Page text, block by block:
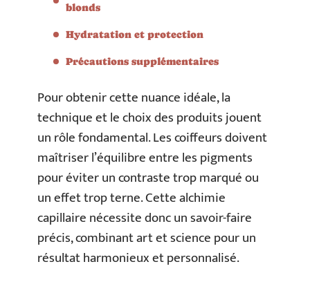
blonds
Hydratation et protection
Précautions supplémentaires
Pour obtenir cette nuance idéale, la
technique et le choix des produits jouent
un rôle fondamental. Les coiffeurs doivent
maîtriser l’équilibre entre les pigments
pour éviter un contraste trop marqué ou
un effet trop terne. Cette alchimie
capillaire nécessite donc un savoir-faire
précis, combinant art et science pour un
résultat harmonieux et personnalisé.